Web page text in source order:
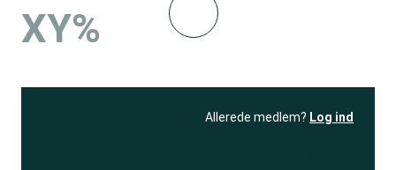
XY%
Allerede medlem? Log ind